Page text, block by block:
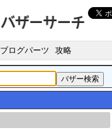
ブログパーツ 攻略